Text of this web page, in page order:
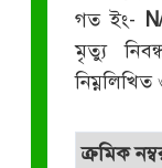
গত ইং-
মৃত্যু
ক্রমিক